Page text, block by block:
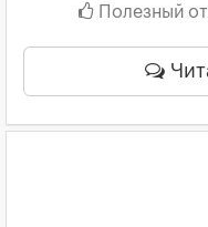
Полезный